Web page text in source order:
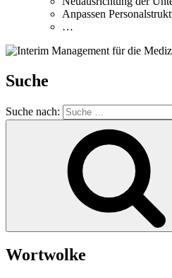
Anpassen
…
Suche
Suche nach:
Wortwolke